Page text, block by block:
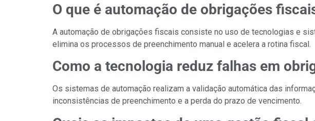
O que é automação de obrigações
A automação de obrigações fiscais consiste no uso de tecnologias e
elimina os processos de preenchimento manual e acelera a rotina fiscal.
Como a tecnologia reduz falhas em
Os sistemas de automação realizam a validação automática das
inconsistências de preenchimento e a perda do prazo de vencimento.